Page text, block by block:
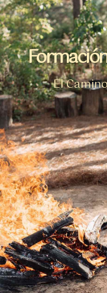
El